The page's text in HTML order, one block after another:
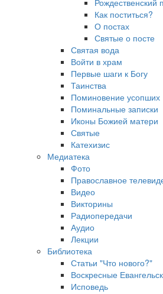
Рождественский
Как поститься?
О постах
Святые о посте
Святая вода
Войти в храм
Первые шаги к Богу
Таинства
Поминовение усопших
Поминальные записки
Иконы Божией матери
Святые
Катехизис
Медиатека
Фото
Православное
Видео
Викторины
Радиопередачи
Аудио
Лекции
Библиотека
Статьи "Что нового?"
Воскресные
Исповедь